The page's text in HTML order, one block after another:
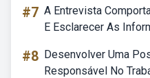
#7 A Entrevista
E Esclarecer As
#8 Desenvolver Uma
Responsável No